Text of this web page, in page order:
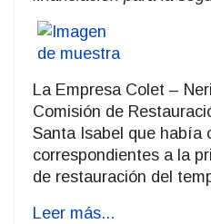
La Empresa Colet –
Comisión de
Santa Isabel que había
correspondientes a la
de restauración del
Leer más...